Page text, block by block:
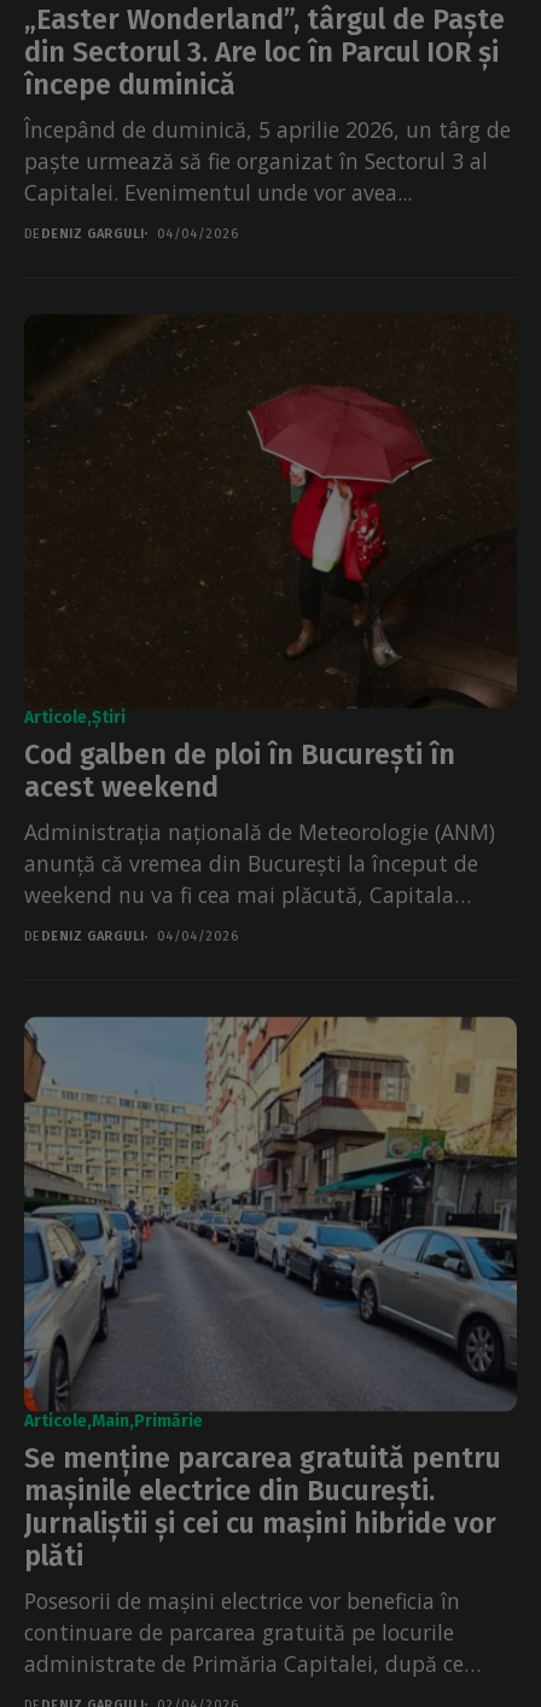
„Easter Wonderland”, târgul de Paște
din Sectorul 3. Are loc în Parcul IOR și
începe duminică
Începând de duminică, 5 aprilie 2026, un târg de
paște urmează să fie organizat în Sectorul 3 al
Capitalei. Evenimentul unde vor avea...
DE DENIZ GARGULI 04/04/2026
Articole Știri
Cod galben de ploi în București în
acest weekend
Administrația națională de Meteorologie (ANM)
anunță că vremea din București la început de
weekend nu va fi cea mai plăcută, Capitala
aflându-se sub...
DE DENIZ GARGULI 04/04/2026
Articole Main Primărie
Se menține parcarea gratuită pentru
mașinile electrice din București.
Jurnaliștii și cei cu mașini hibride vor
plăti
Posesorii de mașini electrice vor beneficia în
continuare de parcarea gratuită pe locurile
administrate de Primăria Capitalei, după ce
amendamentul depus de USR...